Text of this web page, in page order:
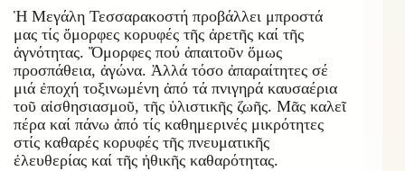
Ἡ Μεγάλη Τεσσαρακοστή προβάλλει μπροστά
μας τίς ὄμορφες κορυφές τῆς ἀρετῆς καί τῆς
ἁγνότητας. Ὄμορφες πού ἀπαιτοῦν ὅμως
προσπάθεια, ἀγώνα. Ἀλλά τόσο ἀπαραίτητες σέ
μιά ἐποχή τοξινωμένη ἀπό τά πνιγηρά καυσαέρια
τοῦ αἰσθησιασμοῦ, τῆς ὑλιστικῆς ζωῆς. Μᾶς καλεῖ
πέρα καί πάνω ἀπό τίς καθημερινές μικρότητες
στίς καθαρές κορυφές τῆς πνευματικῆς
ἐλευθερίας καί τῆς ἠθικῆς καθαρότητας.